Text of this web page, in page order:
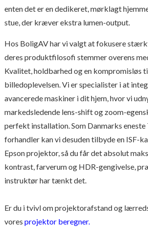
enten det er en dedikeret, mørklagt
stue, der kræver ekstra lumen-output.
Hos BoligAV har vi valgt at fokusere
deres produktfilosofi stemmer overens
Kvalitet, holdbarhed og en kompromisløs
billedoplevelsen. Vi er specialister i at
avancerede maskiner i dit hjem, hvor vi
markedsledende lens-shift og zoom-
perfekt installation. Som Danmarks
forhandler kan vi desuden tilbyde en ISF-
Epson projektor, så du får det absolut
kontrast, farverum og HDR-gengivelse,
instruktør har tænkt det.
Er du i tvivl om projektorafstand og
vores projektor beregner.